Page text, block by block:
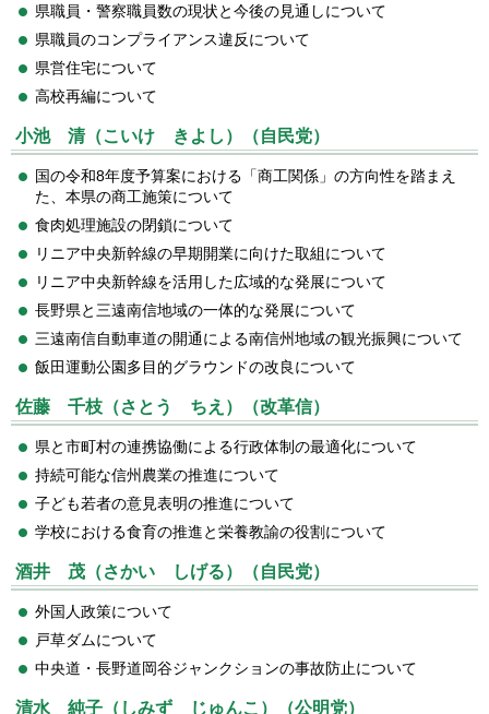
県職員・警察職員数の現状と今後の見通しについて
県職員のコンプライアンス違反について
県営住宅について
高校再編について
小池 清（こいけ きよし）（自民党）
国の令和8年度予算案における「商工関係」の方向性を踏まえ
た、本県の商工施策について
食肉処理施設の閉鎖について
リニア中央新幹線の早期開業に向けた取組について
リニア中央新幹線を活用した広域的な発展について
長野県と三遠南信地域の一体的な発展について
三遠南信自動車道の開通による南信州地域の観光振興について
飯田運動公園多目的グラウンドの改良について
佐藤 千枝（さとう ちえ）（改革信）
県と市町村の連携協働による行政体制の最適化について
持続可能な信州農業の推進について
子ども若者の意見表明の推進について
学校における食育の推進と栄養教諭の役割について
酒井 茂（さかい しげる）（自民党）
外国人政策について
戸草ダムについて
中央道・長野道岡谷ジャンクションの事故防止について
清水 純子（しみず じゅんこ）（公明党）